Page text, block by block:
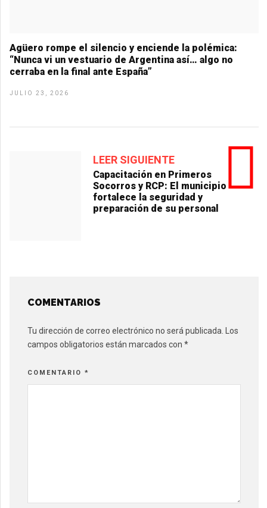
Agüero rompe el silencio y enciende la polémica:
“Nunca vi un vestuario de Argentina así… algo no
cerraba en la final ante España”
JULIO 23, 2026
LEER SIGUIENTE
Capacitación en Primeros
Socorros y RCP: El municipio
fortalece la seguridad y
preparación de su personal
COMENTARIOS
Tu dirección de correo electrónico no será publicada. Los
campos obligatorios están marcados con *
COMENTARIO *